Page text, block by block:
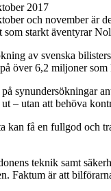
2017
och november är
starkt äventyrar
av svenska
över 6,2 miljoner
synundersökningar
– utan att behöva
kan få en fullgod och
teknik samt
Faktum är att